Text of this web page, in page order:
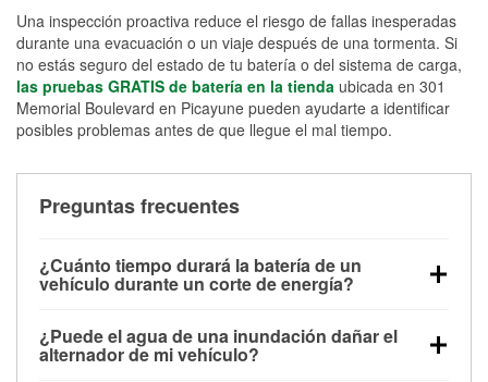
Una inspección proactiva reduce el riesgo de fallas inesperadas
durante una evacuación o un viaje después de una tormenta. Si
no estás seguro del estado de tu batería o del sistema de carga,
las pruebas GRATIS de batería en la tienda ubicada en 301
Memorial Boulevard en Picayune pueden ayudarte a identificar
posibles problemas antes de que llegue el mal tiempo.
Preguntas frecuentes
¿Cuánto tiempo durará la batería de un
vehículo durante un corte de energía?
alimentar pequeños accesorios durante un tiempo
limitado, pero el uso repetido sin conducir el vehículo
¿Puede el agua de una inundación dañar el
alternador de mi vehículo?